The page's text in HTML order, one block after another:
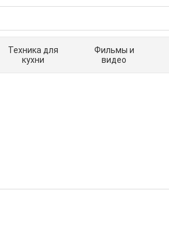
Техника для
кухни
Фильмы и
видео